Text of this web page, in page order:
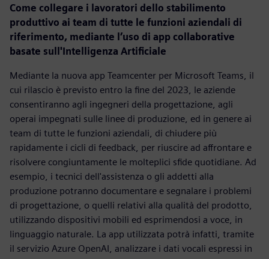
Come collegare i lavoratori dello stabilimento
produttivo ai team di tutte le funzioni aziendali di
riferimento, mediante l’uso di app collaborative
basate sull'Intelligenza Artificiale
Mediante la nuova app Teamcenter per Microsoft Teams, il
cui rilascio è previsto entro la fine del 2023, le aziende
consentiranno agli ingegneri della progettazione, agli
operai impegnati sulle linee di produzione, ed in genere ai
team di tutte le funzioni aziendali, di chiudere più
rapidamente i cicli di feedback, per riuscire ad affrontare e
risolvere congiuntamente le molteplici sfide quotidiane. Ad
esempio, i tecnici dell'assistenza o gli addetti alla
produzione potranno documentare e segnalare i problemi
di progettazione, o quelli relativi alla qualità del prodotto,
utilizzando dispositivi mobili ed esprimendosi a voce, in
linguaggio naturale. La app utilizzata potrà infatti, tramite
il servizio Azure OpenAI, analizzare i dati vocali espressi in